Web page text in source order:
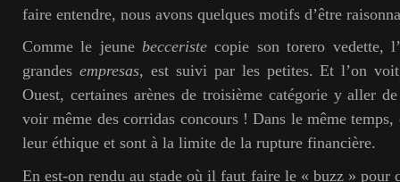
faire entendre, nous avons quelques motifs d’être
Comme le jeunebecceristecopie son torero vedette,
grandes empresas, est suivi par les petites. Et l’on
Ouest, certaines arènes de troisième catégorie y aller
voir même des corridas concours ! Dans le même temps,
leur éthique et sont à la limite de la rupture financière.
En est-on rendu au stade où il faut faire le « buzz » pour